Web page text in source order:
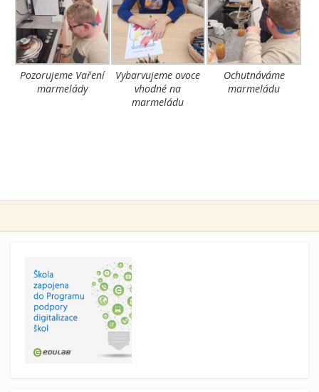
Pozorujeme Vaření
marmelády
Vybarvujeme ovoce
vhodné na
marmeládu
Ochutnáváme
marmeládu